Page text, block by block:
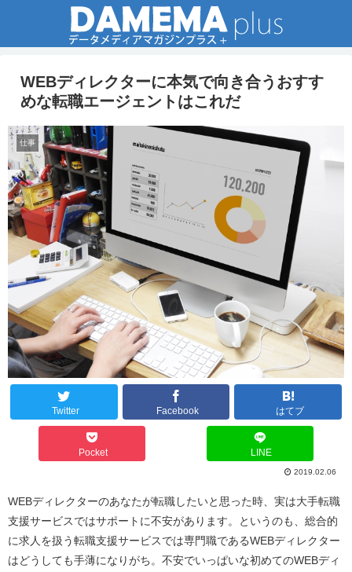
WEBディレクターに本気で向き合うおすす
めな転職エージェントはこれだ
仕事
Twitter Facebook はてブ
Pocket LINE
2019.02.06
WEBディレクターのあなたが転職したいと思った時、実は大手転職
支援サービスではサポートに不安があります。というのも、総合的
に求人を扱う転職支援サービスでは専門職であるWEBディレクター
はどうしても手薄になりがち。不安でいっぱいな初めてのWEBディ